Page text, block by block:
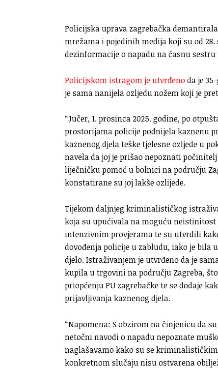
Policijska uprava zagrebačka
mrežama i pojedinih medija koji su od
dezinformacije o napadu na časnu sestru
Policijskom istragom je utvrđenoda je
je sama nanijela ozljedu nožem koji je
“Jučer, 1. prosinca 2025. godine, po
prostorijama policije podnijela kaznenu
kaznenog djela teške tjelesne ozljede u
navela da joj je prišao nepoznati
liječničku pomoć u bolnici na području
konstatirane su joj lakše ozlijede.
Tijekom daljnjeg kriminalističkog
koja su upućivala na moguću
intenzivnim provjerama te su utvrdili
dovođenja policije u zabludu, iako je
djelo. Istraživanjem je utvrđeno da je
kupila u trgovini na području Zagreba,
priopćenju PU zagrebačke te se dodaje
prijavljivanja kaznenog djela.
“Napomena: S obzirom na činjenicu da
netočni navodi o napadu nepoznate
naglašavamo kako su se
konkretnom slučaju nisu ostvarena